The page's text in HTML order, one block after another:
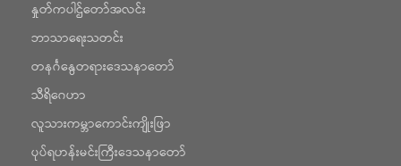
နှုတ်ကပါဌ်တော်အလင်း
ဘာသာရေးသတင်း
တနင်္ဂနွေတရားဒေသနာတော်
သီရိဂေဟာ
လူသားကမ္ဘာကောင်းကျိုးဖြာ
ပုပ်ရဟန်းမင်းကြီးဒေသနာတော်